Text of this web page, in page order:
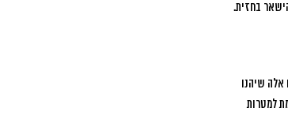
בחזית.
אלה שיהנו
למטרות